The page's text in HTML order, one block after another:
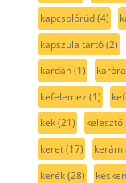
kapcsolórúd(4)
kapszula tartó(2)
kardán(1) karóra
kefelemez (1)
kek(21) kelesztő
keret(17)
kerék(28)